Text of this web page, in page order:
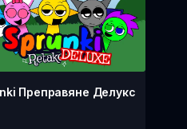
Преправяне Делукс